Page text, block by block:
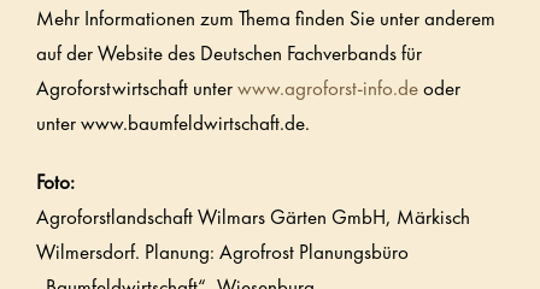
Mehr Informationen zum Thema finden Sie unter anderem
auf der Website des Deutschen Fachverbands für
Agroforstwirtschaft unterwww.agroforst-info.deoder
unter www.baumfeldwirtschaft.de.
Foto:
Agroforstlandschaft Wilmars Gärten GmbH, Märkisch
Wilmersdorf. Planung: Agrofrost Planungsbüro